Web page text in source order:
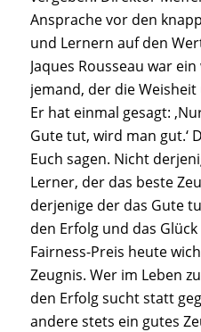
Ansprache vor den
und Lernern auf den
Jaques Rousseau war
jemand, der die
Er hat einmal gesagt:
Gute tut, wird man gut.‘
Euch sagen. Nicht
Lerner, der das beste
derjenige der das Gute
den Erfolg und das
Fairness-Preis heute
Zeugnis. Wer im Leben
den Erfolg sucht statt
andere stets ein gutes